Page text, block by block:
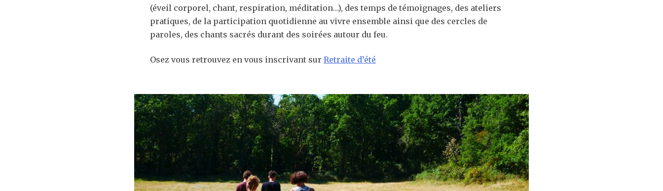
(éveil corporel, chant, respiration, méditation…), des temps de témoignages, des ateliers
pratiques, de la participation quotidienne au vivre ensemble ainsi que des cercles de
paroles, des chants sacrés durant des soirées autour du feu.
Osez vous retrouvez en vous inscrivant sur Retraite d’été